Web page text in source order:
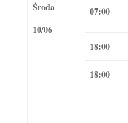
Środa
10/06
07:00
18:00
18:00